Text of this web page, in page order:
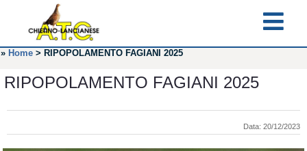
» Home > RIPOPOLAMENTO FAGIANI 2025
RIPOPOLAMENTO FAGIANI 2025
Data: 20/12/2023